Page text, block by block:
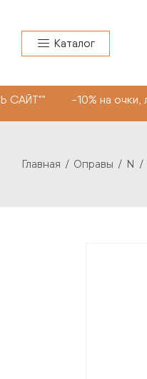
Каталог
очки,
Главная / Оправы / N /